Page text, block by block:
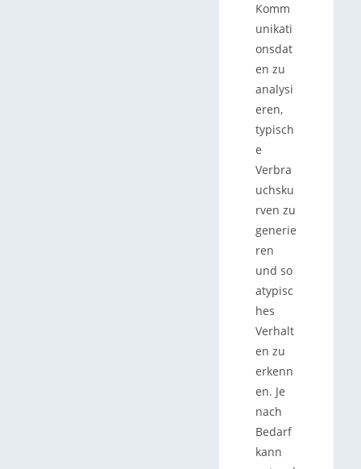
Komm
unikati
onsdat
en zu
analysi
eren,
typisch
e
Verbra
uchsku
rven zu
generie
ren
und so
atypisc
hes
Verhalt
en zu
erkenn
en. Je
nach
Bedarf
kann